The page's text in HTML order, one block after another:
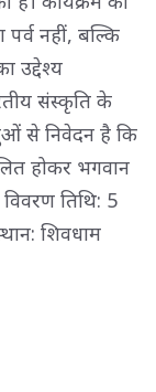
पर्व नहीं, बल्कि
उद्देश्य
संस्कृति के
से निवेदन है कि
होकर भगवान
तिथि: 5
शिवधाम